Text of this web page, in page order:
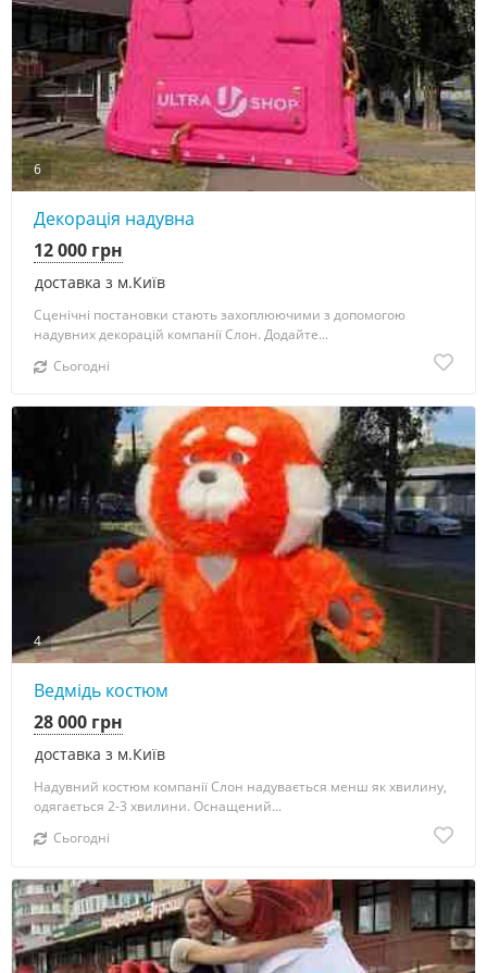
6
Декорація надувна
доставка з м.Київ
12 000 грн
Сценічні постановки стають захоплюючими з допомогою
надувних декорацій компанії Слон. Додайте...
Сьогодні
4
Ведмідь костюм
доставка з м.Київ
28 000 грн
Надувний костюм компанії Слон надувається менш як хвилину,
одягається 2-3 хвилини. Оснащений...
Сьогодні